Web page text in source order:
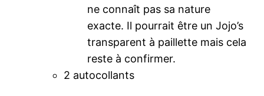
ne connaît pas sa nature
exacte. Il pourrait être un Jojo’s
transparent à paillette mais cela
reste à confirmer.
2 autocollants